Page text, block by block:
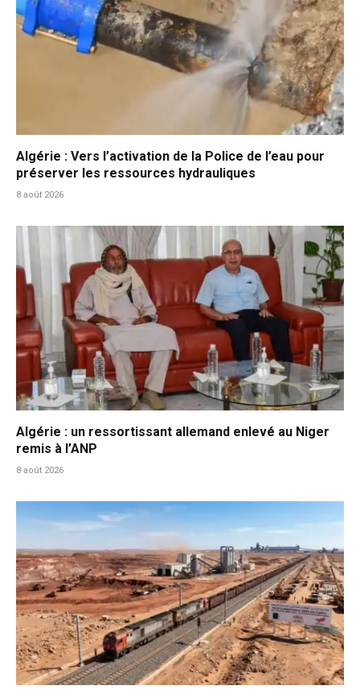
Algérie : Vers l’activation de la Police de l’eau pour
préserver les ressources hydrauliques
8 août 2026
Algérie : un ressortissant allemand enlevé au Niger
remis à l’ANP
8 août 2026